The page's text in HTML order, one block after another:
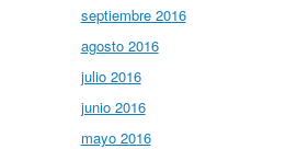
septiembre 2016
agosto 2016
julio 2016
junio 2016
mayo 2016